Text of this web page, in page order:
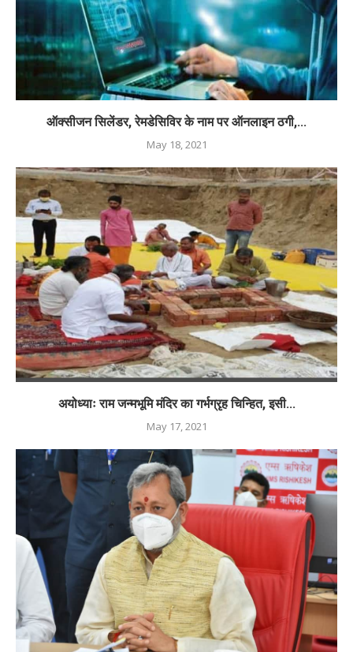
ऑक्सीजन सिलेंडर, रेमडेसिविर के नाम पर ऑनलाइन ठगी,...
May 18, 2021
अयोध्याः राम जन्मभूमि मंदिर का गर्भग्रृह चिन्हित, इसी...
May 17, 2021